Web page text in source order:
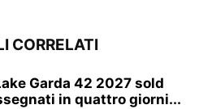
CORRELATI
Garda 42 2027 sold
in quattro giorni...